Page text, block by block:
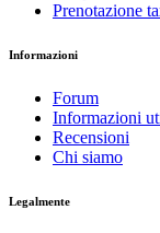
Prenotazione
Informazioni
Forum
Informazioni
Recensioni
Chi siamo
Legalmente